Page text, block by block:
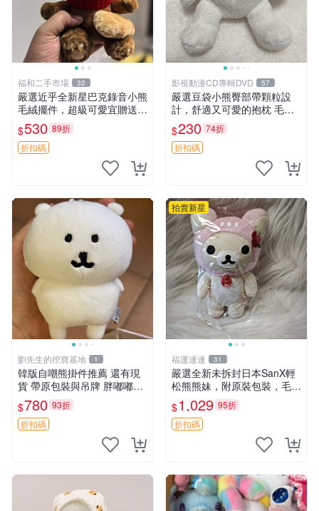
福和二手市場 32
嚴選近乎全新星巴克錄音小熊
毛絨擺件，超級可愛宜贈送掛
飾 錄音小熊 毛絨擺件 贈品
$530 89折
折扣碼
影視動漫CD專輯DVD 57
嚴選豆袋小熊臀部帶顆粒設
計，舒適又可愛的抱枕 毛絨
抱枕、臀部按摩、坐墊
$230 74折
折扣碼
劉先生的挖寶基地 1
韓版自嘲熊掛件推薦 還有現
貨 帶原包裝與吊牌 胖嘟嘟超
可愛 毛絨手感佳 小熊掛件 自
嘲抱枕 小熊抱枕
$780 93折
折扣碼
拍賣新星
福運連連 31
嚴選全新未拆封日本SanX輕
松熊熊妹，附原裝包裝，毛絨
質地極佳，細膩可愛，推薦收
藏兼送禮，適合女性好友或家
人，限量釋出。鬆熊、熊玩
$1,029 95折
折扣碼